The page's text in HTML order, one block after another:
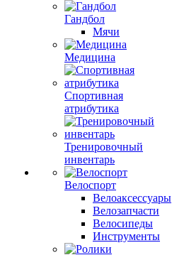
Гандбол
Мячи
Медицина
Спортивная
атрибутика
Тренировочный
инвентарь
Велоспорт
Велоаксессуары
Велозапчасти
Велосипеды
Инструменты